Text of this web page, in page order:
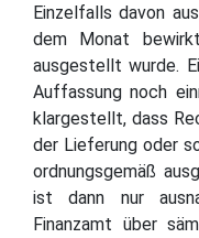
Einzelfalls davon
dem Monat
ausgestellt wurde.
Auffassung noch
klargestellt, dass
der Lieferung oder
ordnungsgemäß
ist dann nur
Finanzamt über